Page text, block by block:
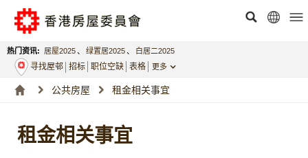
热门资讯: 居屋2025、 绿置居2025、 白居二2025
寻找屋邨 招标 职位空缺 表格 更多
公共房屋 租金相关事宜
租金相关事宜